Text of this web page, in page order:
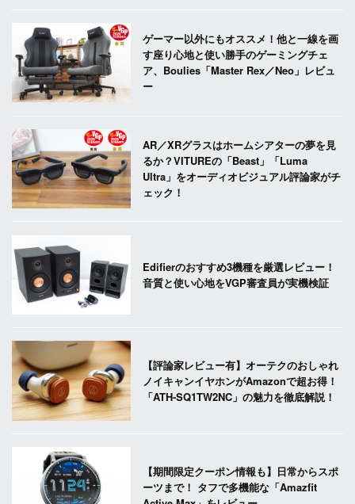
ゲーマー以外にもオススメ！他と一線を画
す座り心地と使い勝手のゲーミングチェ
ア、Boulies「Master Rex／Neo」レビュ
ー
AR／XRグラスはホームシアターの夢を見
るか？VITUREの「Beast」「Luma
Ultra」をオーディオビジュアル評論家がチ
ェック！
Edifierのおすすめ3機種を厳選レビュー！
音質と使い心地をVGP審査員が実機検証
【評論家レビュー有】オーテクのおしゃれ
ノイキャンイヤホンがAmazonで超お得！
「ATH-SQ1TW2NC」の魅力を徹底解説！
【期間限定クーポン情報も】日常からスポ
ーツまで！ タフで多機能な「Amazfit